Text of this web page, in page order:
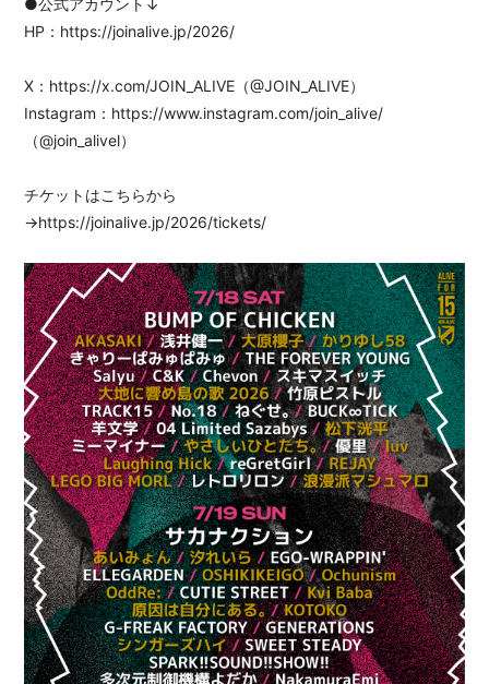
MOVIE
RADIO
PHOTO
Q&A
●公式アカウント↓
HP： https://joinalive.jp/2026/
X： https://x.com/JOIN_ALIVE （@JOIN_ALIVE）
Instagram： https://www.instagram.com/join_alive/
（@join_alivel）
チケットはこちらから
→https://joinalive.jp/2026/tickets/